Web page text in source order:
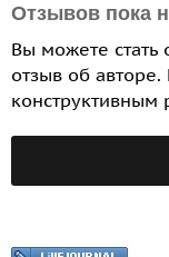
Отзывов пока
Вы можете стать
отзыв об
конструктивным